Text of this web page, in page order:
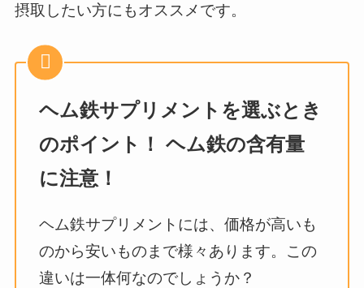
摂取したい方にもオススメです。
ヘム鉄サプリメントを選ぶとき
のポイント！ ヘム鉄の含有量
に注意！
ヘム鉄サプリメントには、価格が高いも
のから安いものまで様々あります。この
違いは一体何なのでしょうか？